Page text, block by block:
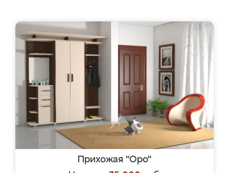
Прихожая "Оро"